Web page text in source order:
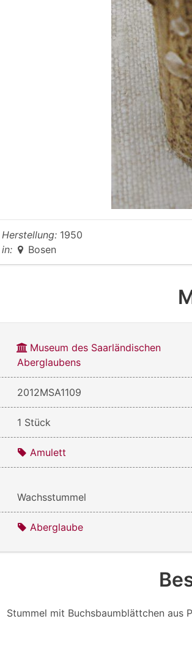
Herstellung: 1950
in:
Bosen
Museum des Saarländischen
Aberglaubens
2012MSA1109
1 Stück
Amulett
Wachsstummel
Aberglaube
Stummel mit Buchsbaumblättchen aus